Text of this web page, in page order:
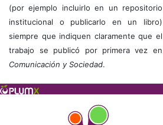
(por ejemplo incluirlo en un repositorio
institucional o publicarlo en un libro)
siempre que indiquen claramente que el
trabajo se publicó por primera vez en
Comunicación y Sociedad.